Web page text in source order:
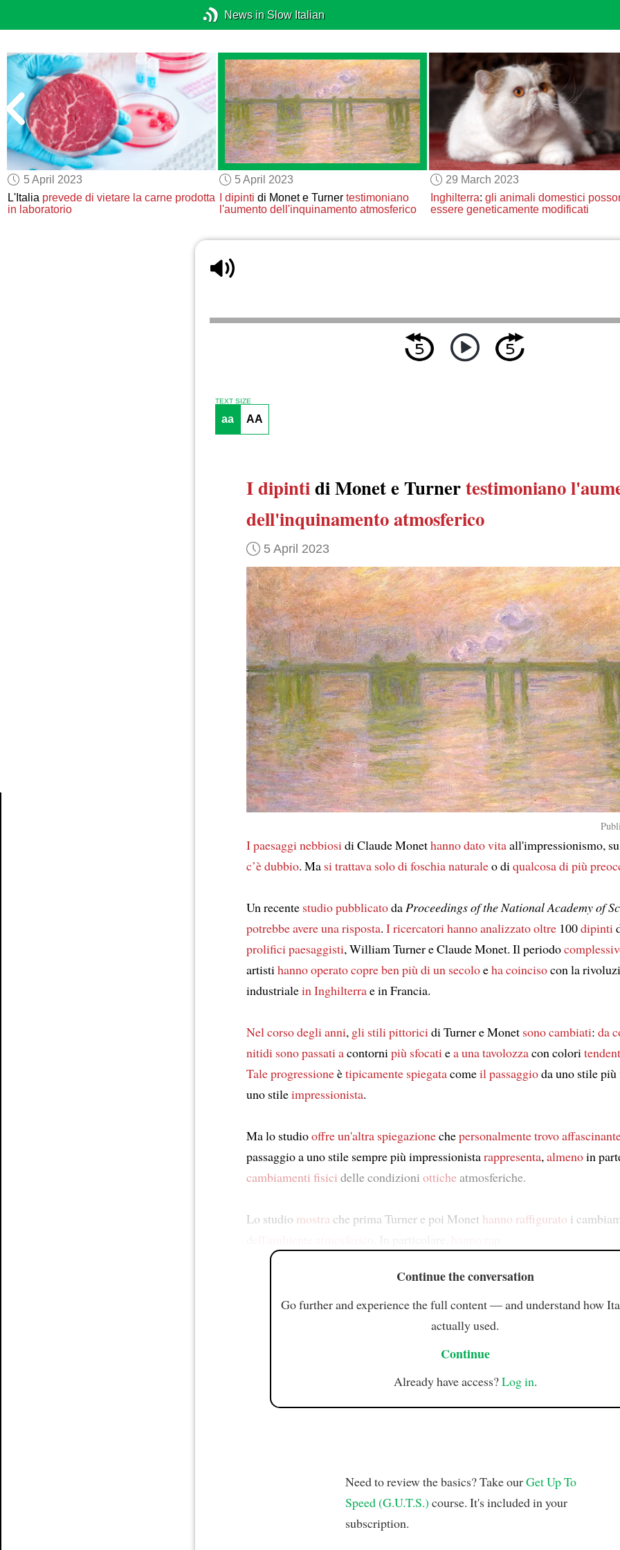
News in Slow Italian
5 April 2023
L'Italia prevede di vietare la carne prodotta
in laboratorio
5 April 2023
I dipinti di Monet e Turner testimoniano
l'aumento dell'inquinamento atmosferico
29 March 2023
Inghilterra: gli animali domestici
essere geneticamente modificati
TEXT SIZE
aa AA
I dipintidi Monet e Turnertestimoniano
dell'inquinamento atmosferico
5 April 2023
I paesaggi nebbiosi di Claude Monethanno dato vitaall'impressionismo,
c’è dubbio. Ma si trattava solodi foschia naturaleo di qualcosa di più
Un recente studio pubblicatoda Proceedings of the National Academy of
potrebbe avereuna risposta. I ricercatori hanno analizzatooltre 100dipinti
prolifici paesaggisti, William Turner e Claude Monet. Il periodo
artisti hanno operatocopreben più di un secoloeha coincisocon la
industrialein Inghilterrae in Francia.
Nel corso degli anni, gli stili pittorici di Turner e Monet sono cambiati: da
nitidi sono passati acontorni più sfocati ea una tavolozzacon colori
Tale progressioneètipicamente spiegatacomeil passaggioda uno stile
uno stileimpressionista.
Ma lo studiooffreun'altra spiegazionechepersonalmentetrovo
passaggio a uno stile sempre più impressionistarappresenta, almenoin
cambiamenti fisici delle condizioni otticheatmosferiche.
Lo studio mostra che prima Turner e poi Monet hanno raffigurato i
Continue the conversation
Go further and experience the full content — and understand how
actually used.
Continue
Already have access?Log in.
Need to review the basics? Take ourGet Up To
Speed (G.U.T.S.) course. It's included in your
subscription.